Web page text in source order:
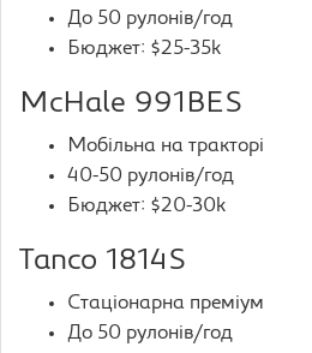
До 50 рулонів/год
Бюджет: $25-35k
McHale 991BES
Мобільна на тракторі
40-50 рулонів/год
Бюджет: $20-30k
Tanco 1814S
Стаціонарна преміум
До 50 рулонів/год